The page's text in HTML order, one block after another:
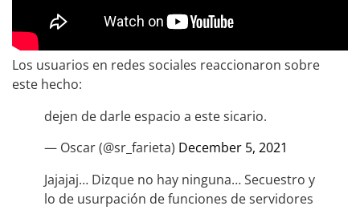
Los usuarios en redes sociales reaccionaron sobre
este hecho:
dejen de darle espacio a este sicario.
— Oscar (@sr_farieta) December 5, 2021
Jajajaj… Dizque no hay ninguna… Secuestro y
lo de usurpación de funciones de servidores